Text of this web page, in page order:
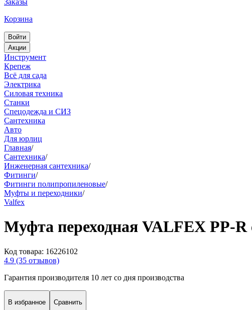
Заказы
Корзина
Войти
Акции
Инструмент
Крепеж
Всё для сада
Электрика
Силовая техника
Станки
Спецодежда и СИЗ
Сантехника
Авто
Для юрлиц
Главная/
Сантехника/
Инженерная сантехника/
Фитинги/
Фитинги полипропиленовые/
Муфты и переходники/
Valfex
Муфта переходная VALFEX PP-R
Код товара: 16226102
4.9 (35 отзывов)
Гарантия производителя 10 лет со дня производства
В избранное Сравнить